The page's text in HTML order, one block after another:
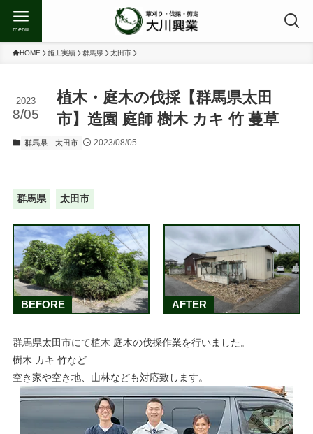
menu
HOME 施工実績 群馬県 太田市
植木・庭木の伐採【群馬県太田
市】造園 庭師 樹木 カキ 竹 蔓草
2023
8/05
群馬県 太田市 2023/08/05
群馬県 太田市
BEFORE AFTER
群馬県太田市にて植木 庭木の伐採作業を行いました。
樹木 カキ 竹など
空き家や空き地、山林なども対応致します。